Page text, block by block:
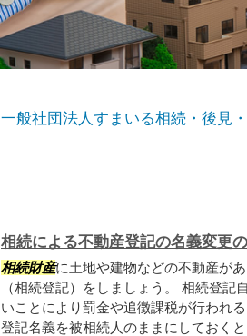
一般社団法人すまいる相続・後見
相続による不動産登記の名義変更
相続財産に土地や建物などの不動産が
（相続登記）をしましょう。 相続登
いことにより罰金や追徴課税が行われ
登記名義を被相続人のままにしておく